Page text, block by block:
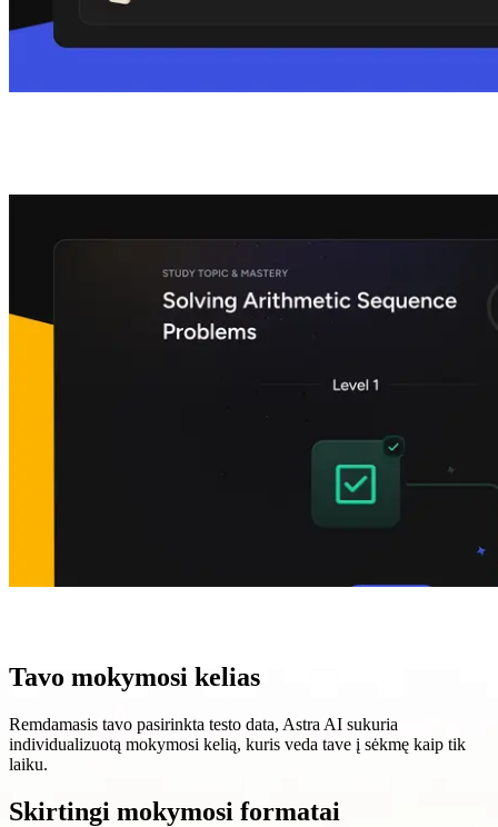
Tavo mokymosi kelias
Remdamasis tavo pasirinkta testo data, Astra AI sukuria
individualizuotą mokymosi kelią, kuris veda tave į sėkmę kaip tik
laiku.
Skirtingi mokymosi formatai